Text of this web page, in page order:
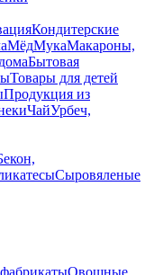
Кондитерские
МёдМукаМакароны,
Бытовая
Товары для детей
Продукция из
ЧайУрбеч,
Сыровяленые
Овощные